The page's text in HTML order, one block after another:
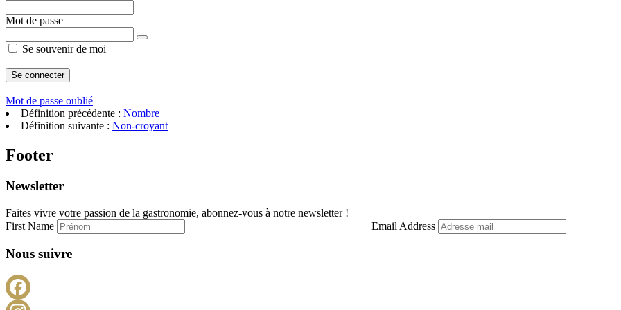
Mot de passe
Se souvenir de moi
Mot de passe oublié
Définition précédente : Nombre
Définition suivante : Non-croyant
Footer
Newsletter
Faites vivre votre passion de la gastronomie, abonnez-vous à notre newsletter !
First Name
Email Address
Nous suivre